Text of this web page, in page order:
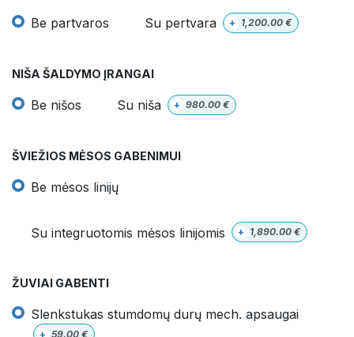
Be partvaros Su pertvara + 1,200.00 €
NIŠA ŠALDYMO ĮRANGAI
Be nišos Su niša + 980.00 €
ŠVIEŽIOS MĖSOS GABENIMUI
Be mėsos linijų
Su integruotomis mėsos linijomis + 1,890.00 €
ŽUVIAI GABENTI
Slenkstukas stumdomų durų mech. apsaugai
+ 59.00 €